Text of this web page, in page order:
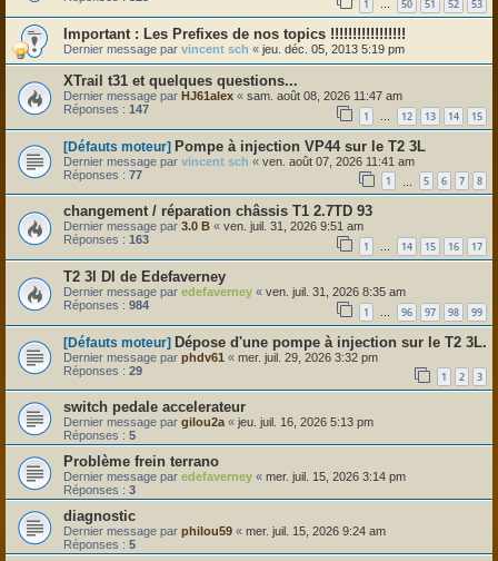
1 … 50 51 52 53
Les Prefixes de nos topics !!!!!!!!!!!!!!!!!
Dernier message par vincent sch « jeu. déc. 05, 2013 5:19 pm
XTrail t31 et quelques questions...
Dernier message par HJ61alex « sam. août 08, 2026 11:47 am
Réponses : 147 1 … 12 13 14 15
[Défauts moteur] Pompe à injection VP44 sur le T2 3L
Dernier message par vincent sch « ven. août 07, 2026 11:41 am
Réponses : 77 1 5 6 7 8
changement / réparation châssis T1 2.7TD 93
Dernier message par 3.0 B « ven. juil. 31, 2026 9:51 am
Réponses : 163 1 … 14 15 16 17
T2 3l DI de Edefaverney
Dernier message par edefaverney « ven. juil. 31, 2026 8:35 am
Réponses : 984 1 … 96 97 98 99
[Défauts moteur] Dépose d'une pompe à injection sur le T2 3L.
Dernier message par phdv61 « mer. juil. 29, 2026 3:32 pm
Réponses : 29 1 2 3
switch pedale accelerateur
Dernier message par gilou2a « jeu. juil. 16, 2026 5:13 pm
Réponses : 5
Problème frein terrano
Dernier message par edefaverney « mer. juil. 15, 2026 3:14 pm
Réponses : 3
diagnostic
Dernier message par philou59 « mer. juil. 15, 2026 9:24 am
Réponses : 5